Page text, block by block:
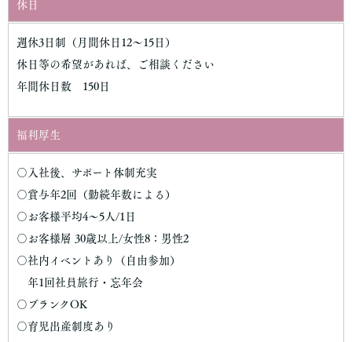
休日
週休3日制（月間休日12～15日）
休日等の希望があれば、ご相談ください
年間休日数 150日
福利厚生
〇入社後、サポート体制充実
〇賞与年2回（勤続年数による）
〇お客様平均4～5人/1日
〇お客様層 30歳以上/女性8：男性2
〇社内イベントあり（自由参加）
年1回社員旅行・忘年会
〇ブランクOK
〇育児出産制度あり